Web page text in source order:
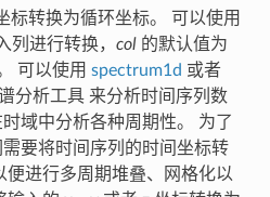
标转换为循环坐标。 可以使用
进行转换， col的默认值为
可以使用 spectrum1d 或者
分析工具 来分析时间序列数
域中分析各种周期性。 为了
要将时间序列的时间坐标转
便进行多周期堆叠、网格化以